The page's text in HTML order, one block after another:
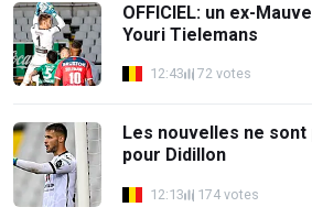
OFFICIEL: un ex-
Youri Tielemans
12:43 72 votes
Les nouvelles ne
pour Didillon
12:13 174 votes